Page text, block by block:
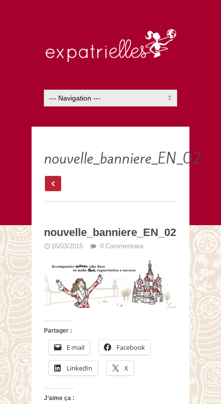
nouvelle_banniere_EN_02
nouvelle_banniere_EN_02
16/03/2015 0 Commentaire
Partager :
E-mail Facebook
LinkedIn X
J’aime ça :